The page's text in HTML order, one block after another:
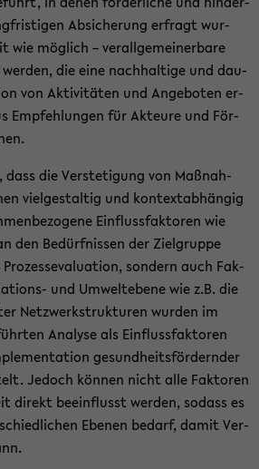
Ab­si­che­rung er­fragt wur­
wie mög­lich – ver­all­ge­mei­ner­ba­re
die eine nach­hal­ti­ge und dau­
von Ak­ti­vi­tä­ten und An­ge­bo­ten er­
Emp­feh­lun­gen für Ak­teu­re und För­
dass die Ver­ste­ti­gung von Maß­nah­
viel­ge­stal­tig und kon­text­ab­hän­gig
Ein­fluss­fak­to­ren wie
den Be­dürf­nis­sen der Ziel­grup­pe
son­dern auch Fak­
und Um­welt­ebe­ne wie z.B. die
Netz­werk­struk­tu­ren wur­den im
Ana­ly­se als Ein­fluss­fak­to­ren
ge­sund­heits­för­dern­der
Je­doch kön­nen nicht alle Fak­to­ren
di­rekt be­ein­flusst wer­den, so­dass es
Ebe­nen be­darf, damit Ver­